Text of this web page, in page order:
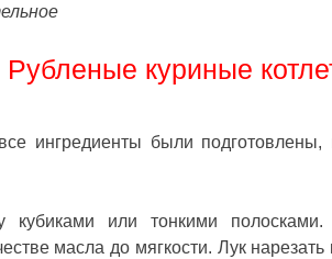
Рубленые куриные
ингредиенты были
кубиками или тонкими
масла до мягкости. Лук